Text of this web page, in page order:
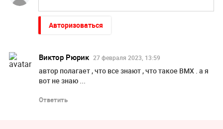
Авторизоваться
Виктор Рюрик 27 февраля 2023, 13:59
автор полагает , что все знают , что такое ВМХ . а я
вот не знаю ...
Ответить